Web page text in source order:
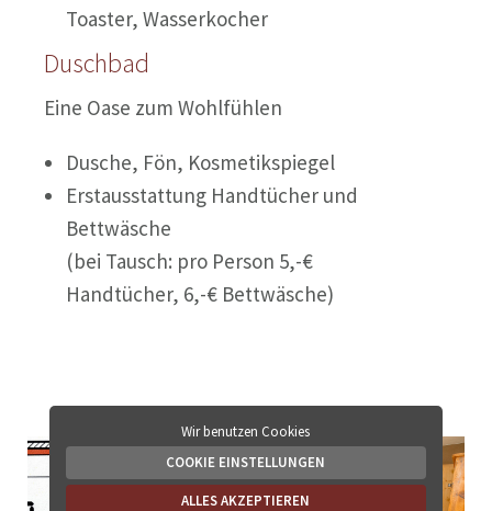
Toaster, Wasserkocher
Duschbad
Eine Oase zum Wohlfühlen
Dusche, Fön, Kosmetikspiegel
Erstausstattung Handtücher und
Bettwäsche
(bei Tausch: pro Person 5,-€
Handtücher, 6,-€ Bettwäsche)
Wir benutzen Cookies
COOKIE EINSTELLUNGEN
ALLES AKZEPTIEREN